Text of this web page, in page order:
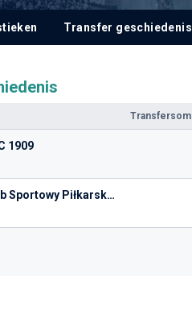
Transfer geschiedenis
Transfersom
1909
Łódzki Klub Sportowy Piłkarska Spółka Sportowa Spółka Akcyjna